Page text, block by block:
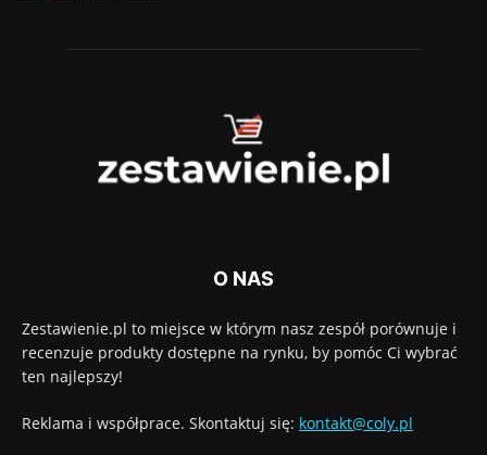
O NAS
Zestawienie.pl to miejsce w którym nasz zespół porównuje i
recenzuje produkty dostępne na rynku, by pomóc Ci wybrać
ten najlepszy!
Reklama i współprace. Skontaktuj się: kontakt@coly.pl